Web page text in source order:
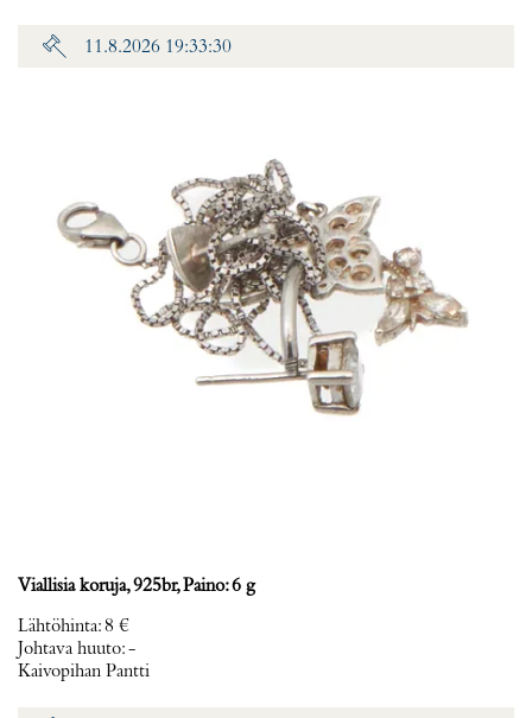
11.8.2026 19:33:30
Viallisia koruja, 925br, Paino: 6 g
Lähtöhinta:8 €
Johtava huuto:-
Kaivopihan Pantti